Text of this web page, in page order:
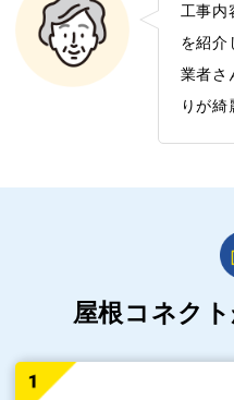
工事内
を紹介
業者さ
りが綺
屋根コネク